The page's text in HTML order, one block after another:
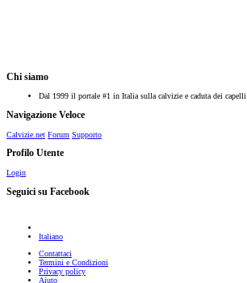
Chi siamo
Dal 1999 il portale #1 in Italia sulla calvizie e caduta dei capelli
Navigazione Veloce
Calvizie.net Forum Supporto
Profilo Utente
Login
Seguici su Facebook
Italiano
Contattaci
Termini e Condizioni
Privacy policy
Aiuto